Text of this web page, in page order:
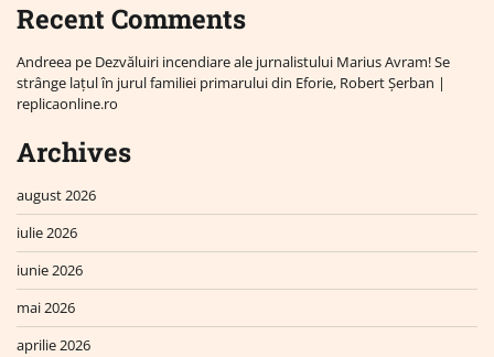
Recent Comments
Andreea pe Dezvăluiri incendiare ale jurnalistului Marius Avram! Se
strânge lațul în jurul familiei primarului din Eforie, Robert Șerban |
replicaonline.ro
Archives
august 2026
iulie 2026
iunie 2026
mai 2026
aprilie 2026